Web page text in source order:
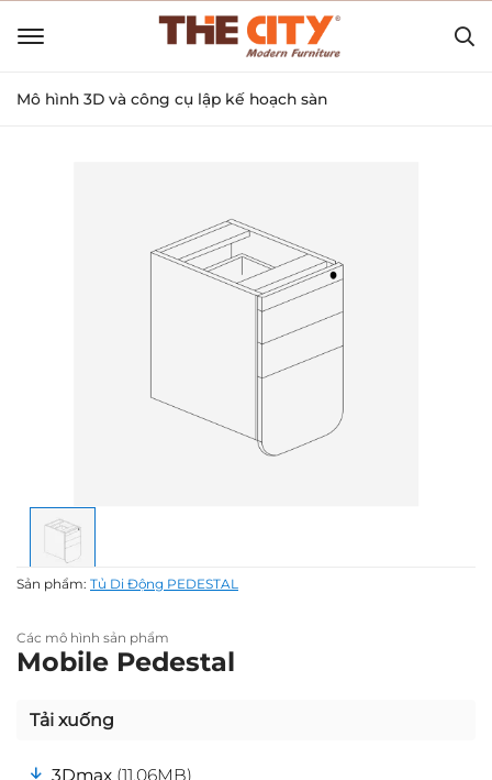
Mô hình 3D và công cụ lập kế hoạch sàn
Sản phẩm: Tủ Di Động PEDESTAL
Các mô hình sản phẩm
Mobile Pedestal
Tải xuống
3Dmax (11.06MB)